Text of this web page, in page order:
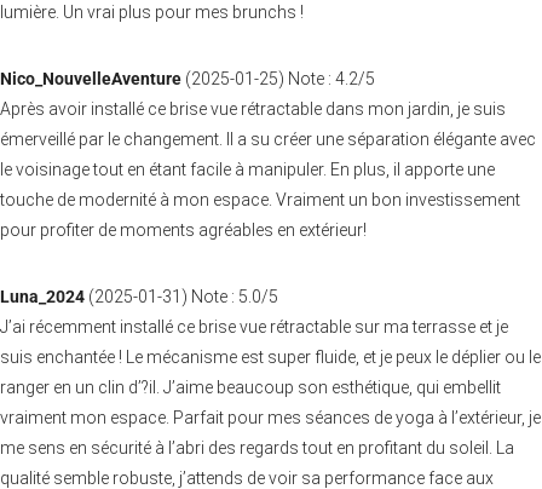
lumière. Un vrai plus pour mes brunchs !
Nico_NouvelleAventure (2025-01-25) Note : 4.2/5
Après avoir installé ce brise vue rétractable dans mon jardin, je suis
émerveillé par le changement. Il a su créer une séparation élégante avec
le voisinage tout en étant facile à manipuler. En plus, il apporte une
touche de modernité à mon espace. Vraiment un bon investissement
pour profiter de moments agréables en extérieur!
Luna_2024 (2025-01-31 ) Note : 5.0/5
J’ai récemment installé ce brise vue rétractable sur ma terrasse et je
suis enchantée ! Le mécanisme est super fluide, et je peux le déplier ou le
ranger en un clin d’?il. J’aime beaucoup son esthétique, qui embellit
vraiment mon espace. Parfait pour mes séances de yoga à l’extérieur, je
me sens en sécurité à l’abri des regards tout en profitant du soleil. La
qualité semble robuste, j’attends de voir sa performance face aux